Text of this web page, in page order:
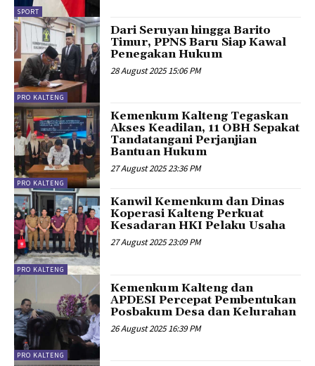
SPORT
PRO KALTENG
Dari Seruyan hingga Barito
Timur, PPNS Baru Siap Kawal
Penegakan Hukum
28 August 2025 15:06 PM
PRO KALTENG
Kemenkum Kalteng Tegaskan
Akses Keadilan, 11 OBH Sepakat
Tandatangani Perjanjian
Bantuan Hukum
27 August 2025 23:36 PM
PRO KALTENG
Kanwil Kemenkum dan Dinas
Koperasi Kalteng Perkuat
Kesadaran HKI Pelaku Usaha
27 August 2025 23:09 PM
PRO KALTENG
Kemenkum Kalteng dan
APDESI Percepat Pembentukan
Posbakum Desa dan Kelurahan
26 August 2025 16:39 PM